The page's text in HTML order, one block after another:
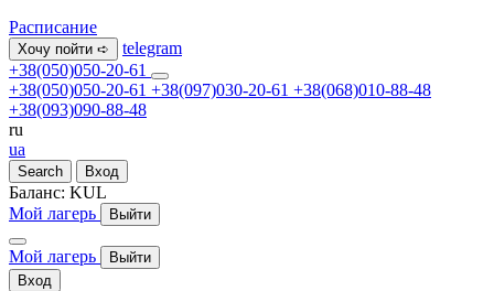
Расписание
Хочу пойти ➪
telegram
+38(050)050-20-61
+38(050)050-20-61 +38(097)030-20-61 +38(068)010-88-48
+38(093)090-88-48
ru
ua
Search Вход
Баланс: KUL
Мой лагерь
Выйти
Мой лагерь
Выйти
Вход